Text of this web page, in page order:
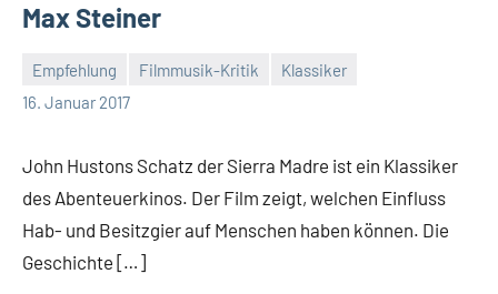
Max Steiner
Empfehlung Filmmusik-Kritik
Klassiker
16. Januar 2017
Mike
John Hustons Schatz der Sierra Madre ist ein Klassiker
des Abenteuerkinos. Der Film zeigt, welchen Einfluss
Hab- und Besitzgier auf Menschen haben können. Die
Geschichte […]